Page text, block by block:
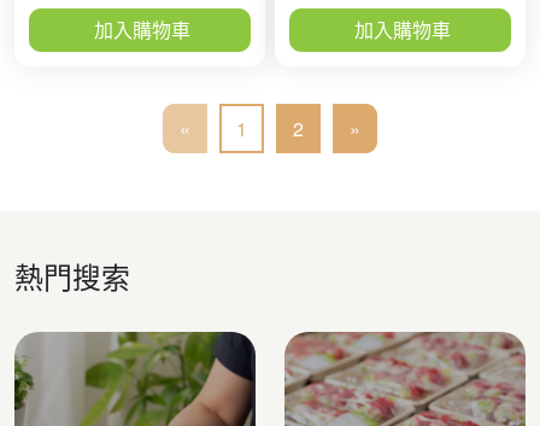
加入購物車 加入購物車
« 1 2 »
熱門搜索